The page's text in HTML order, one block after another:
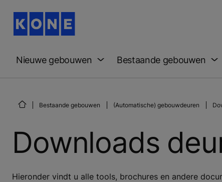
Nieuwe gebouwen Bestaande gebouwen
Bestaande gebouwen (Automatische) gebouwdeuren
Downloads
Hieronder vindt u alle tools, brochures en andere